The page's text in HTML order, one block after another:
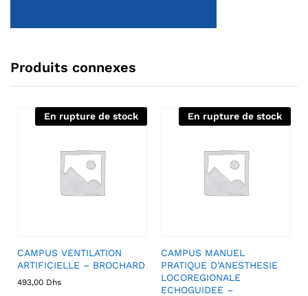
Produits connexes
En rupture de stock
CAMPUS VENTILATION
ARTIFICIELLE – BROCHARD
493,00 Dhs
En rupture de stock
CAMPUS MANUEL
PRATIQUE D’ANESTHESIE
LOCOREGIONALE
ECHOGUIDEE –